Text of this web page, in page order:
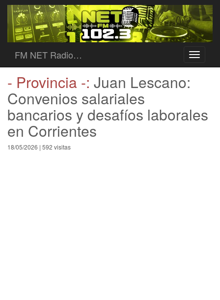
Toggle
FM NET Radio…
- Provincia -: Juan Lescano:
Convenios salariales
bancarios y desafíos laborales
en Corrientes
18/05/2026 | 592 visitas